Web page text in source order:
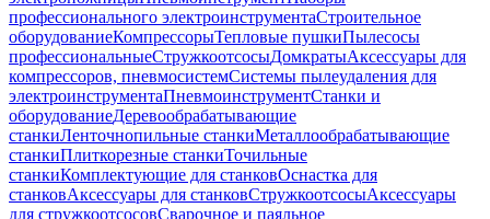
профессионального электроинструментаСтроительное
оборудованиеКомпрессорыТепловые пушкиПылесосы
профессиональныеСтружкоотсосыДомкратыАксессуары для
компрессоров, пневмосистемСистемы пылеудаления для
электроинструментаПневмоинструментСтанки и
оборудованиеДеревообрабатывающие
станкиЛенточнопильные станкиМеталлообрабатывающие
станкиПлиткорезные станкиТочильные
станкиКомплектующие для станковОснастка для
станковАксессуары для станковСтружкоотсосыАксессуары
для стружкоотсосовСварочное и паяльное